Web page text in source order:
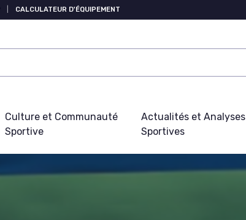
CALCULATEUR D'ÉQUIPEMENT
Culture et Communauté
Sportive
Actualités et Analyses
Sportives